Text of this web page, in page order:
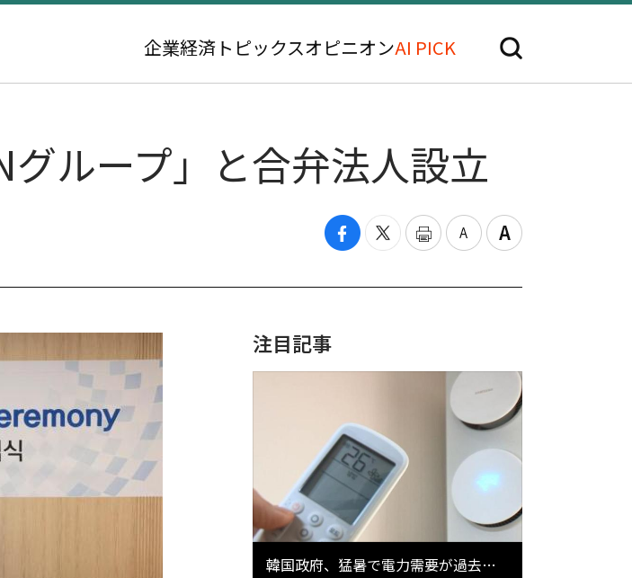
企業経済 トピックスオピニオンAI PICK
グループ」と合弁法人設立
注目記事
韓国政府、猛暑で電力需要が過去最